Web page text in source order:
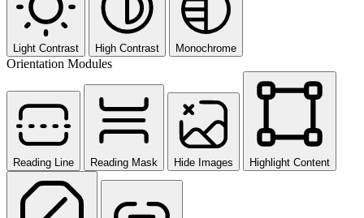
Light Contrast High Contrast Monochrome
Orientation Modules
Reading Line Reading Mask Hide Images Highlight Content